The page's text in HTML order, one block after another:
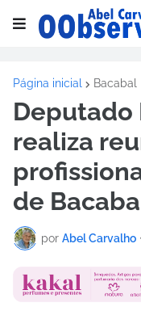
Página inicial Bacabal
Deputado
realiza
de
por Abel Carvalho